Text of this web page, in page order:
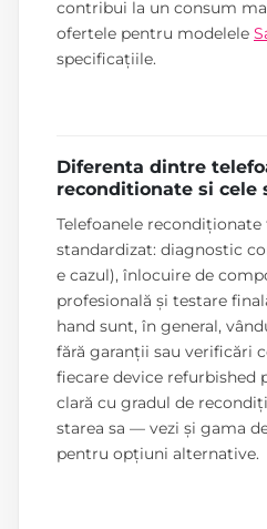
contribui la un consum
ofertele pentru modelele
specificațiile.
Diferenta dintre
reconditionate si cele
Telefoanele
standardizat: diagnostic
e cazul), înlocuire de
profesională și testare
hand sunt, în general,
fără garanții sau verificări
fiecare device refurbished
clară cu gradul de
starea sa — vezi și gama
pentru opțiuni alternative.